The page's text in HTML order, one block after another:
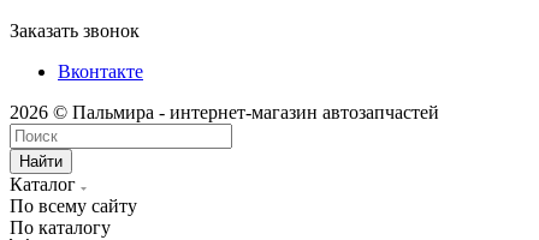
Заказать звонок
Вконтакте
2026 © Пальмира - интернет-магазин автозапчастей
Найти
Каталог
По всему сайту
По каталогу